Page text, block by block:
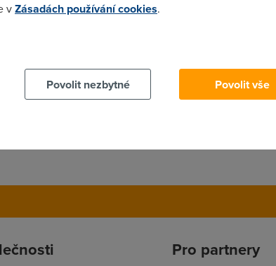
jak hodinky
Pro partnery
vZásadách používání cookies.
Povolit nezbytné
Povolit vše